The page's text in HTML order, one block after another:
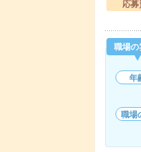
応募
職場の
年
職場